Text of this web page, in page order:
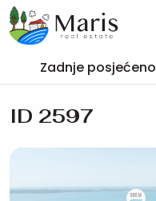
Zadnje posjećeno
ID 2597